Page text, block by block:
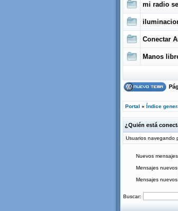
mi radio
Conectar
Manos
Portal » Índice
¿Quién está
Usuarios navegando
Nuevos mensajes
Mensajes
Mensajes
Buscar: